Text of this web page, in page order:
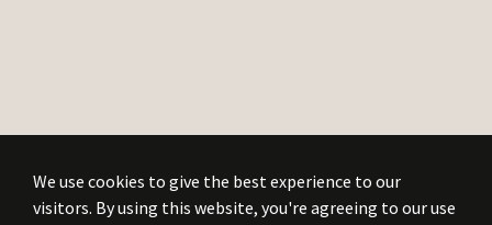
We use cookies to give the best experience to our
visitors. By using this website, you're agreeing to our use